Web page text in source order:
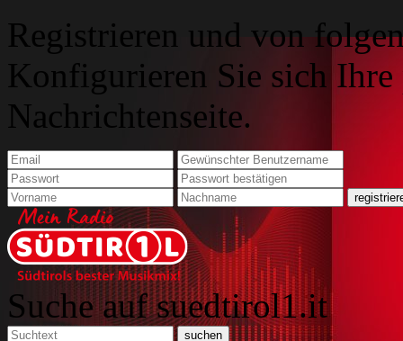
Registrieren und von
Konfigurieren Sie sich
Nachrichtenseite.
Suche auf suedtirol1.it